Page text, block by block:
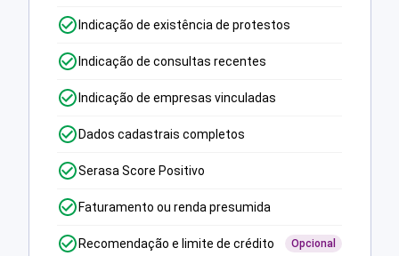
Indicação de existência de protestos
Indicação de consultas recentes
Indicação de empresas vinculadas
Dados cadastrais completos
Serasa Score Positivo
Faturamento ou renda presumida
Recomendação e limite de crédito Opcional